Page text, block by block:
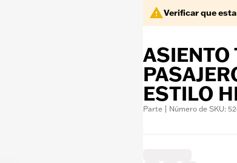
Verificar que
ASIENTO
ESTILO
Parte | Número de SKU: